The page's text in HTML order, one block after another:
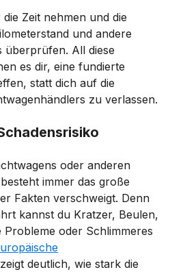
Zeit nehmen und die
und andere
überprüfen. All diese
es dir, eine fundierte
statt dich auf die
zu verlassen.
oder anderen
immer das große
Fakten verschweigt. Denn
kannst du Kratzer, Beulen,
oder Schlimmeres
zeigt deutlich, wie stark die